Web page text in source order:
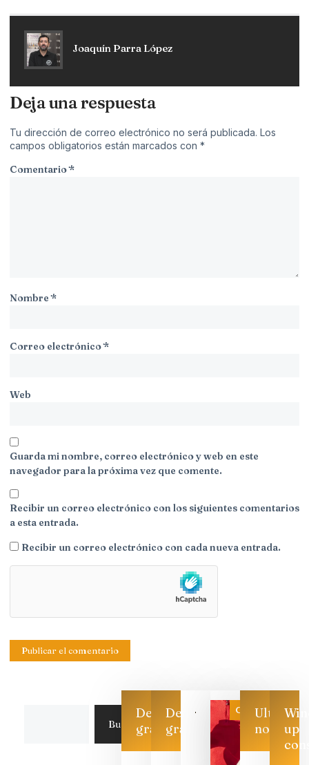
Joaquín Parra López
Deja una respuesta
Tu dirección de correo electrónico no será publicada. Los
campos obligatorios están marcados con *
Comentario*
Nombre*
Correo electrónico*
Web
Guarda mi nombre, correo electrónico y web en este
navegador para la próxima vez que comente.
Recibir un correo electrónico con los siguientes comentarios
a esta entrada.
Recibir un correo electrónico con cada nueva entrada.
Buscar
Descarga
gratis
Descarga
gratis
CategoríaUltimas
noticias
up